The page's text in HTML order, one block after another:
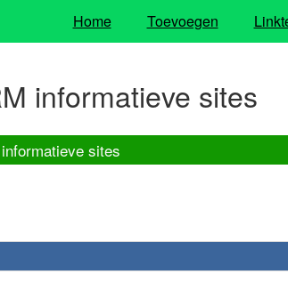
Home Toevoegen
informatieve sites
sites